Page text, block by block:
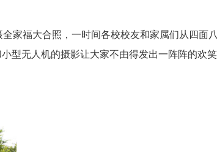
家福大合照，一时间各校校友和家属们从四面
型无人机的摄影让大家不由得发出一阵阵的欢笑